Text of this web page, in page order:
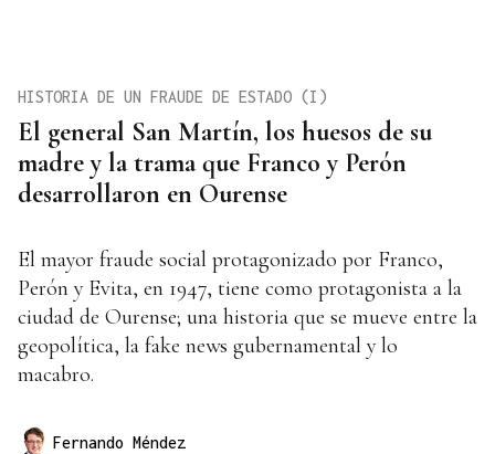
El general San Martín, los huesos de su
madre y la trama que Franco y Perón
desarrollaron en Ourense
HISTORIA DE UN FRAUDE DE ESTADO (I)
El mayor fraude social protagonizado por Franco,
Perón y Evita, en 1947, tiene como protagonista a la
ciudad de Ourense; una historia que se mueve entre la
geopolítica, la fake news gubernamental y lo
macabro.
Fernando Méndez